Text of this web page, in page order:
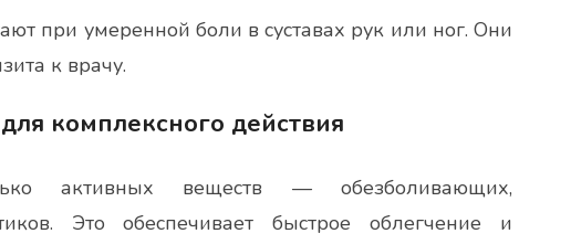
при умеренной боли в суставах рук или ног. Они
к врачу.
комплексного действия
активных веществ — обезболивающих,
Это обеспечивает быстрое облегчение и